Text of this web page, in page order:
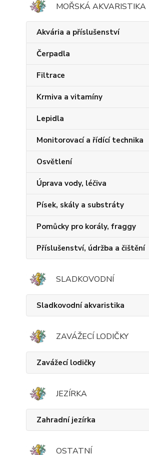
MOŘSKÁ AKVARISTIKA
Akvária a příslušenství
Čerpadla
Filtrace
Krmiva a vitamíny
Lepidla
Monitorovací a řídící technika
Osvětlení
Úprava vody, léčiva
Písek, skály a substráty
Pomůcky pro korály, fraggy
Příslušenství, údržba a čištění
SLADKOVODNÍ
Sladkovodní akvaristika
ZAVÁŽECÍ LODIČKY
Zavážecí lodičky
JEZÍRKA
Zahradní jezírka
OSTATNÍ